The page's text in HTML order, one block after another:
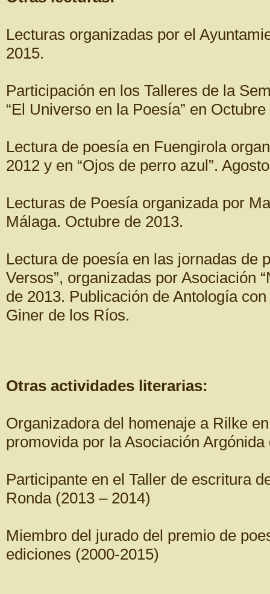
Lecturas organizadas por el
2015.
Participación en los Talleres de la
“El Universo en la Poesía” en
Lectura de poesía en Fuengirola
2012 y en “Ojos de perro azul”.
Lecturas de Poesía organizada por
Málaga. Octubre de 2013.
Lectura de poesía en las jornadas de
Versos”, organizadas por Asociación
de 2013. Publicación de Antología
Giner de los Ríos.
Otras actividades literarias:
Organizadora del homenaje a Rilke
promovida por la Asociación
Participante en el Taller de escritura
Ronda (2013 – 2014)
Miembro del jurado del premio de
ediciones (2000-2015)